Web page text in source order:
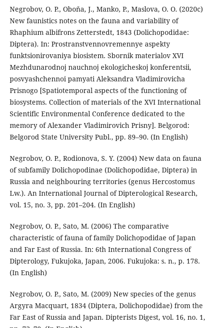
Negrobov, O. P., Oboňa, J., Manko, P., Maslova, O. O. (2020c)
New faunistics notes on the fauna and variability of
Rhaphium albifrons Zetterstedt, 1843 (Dolichopodidae:
Diptera). In: Prostranstvennovremennye aspekty
funktsionirovaniya biosistem. Sbornik materialov XVI
Mezhdunarodnoj nauchnoj ekologicheskoj konferentsii,
posvyashchennoi pamyati Aleksandra Vladimirovicha
Prisnogo [Spatiotemporal aspects of the functioning of
biosystems. Collection of materials of the XVI International
Scientific Environmental Conference dedicated to the
memory of Alexander Vladimirovich Prisny]. Belgorod:
Belgorod State University Publ., pp. 89–90. (In English)
Negrobov, O. P., Rodionova, S. Y. (2004) New data on fauna
of subfamily Dolichopodinae (Dolichopodidae, Diptera) in
Russia and neighbouring territories (genus Hercostomus
Lw.). An International Journal of Dipterological Research,
vol. 15, no. 3, pp. 201–204. (In English)
Negrobov, O. P., Sato, M. (2006) The comparative
characteristic of fauna of family Dolichopodidae of Japan
and Far East of Russia. In: 6th International Congress of
Dipterology, Fukujoka, Japan, 2006. Fukujoka: s. n., p. 178.
(In English)
Negrobov, O. P., Sato, M. (2009) New species of the genus
Argyra Macquart, 1834 (Diptera, Dolichopodidae) from the
Far East of Russia and Japan. Dipterists Digest, vol. 16, no. 1,